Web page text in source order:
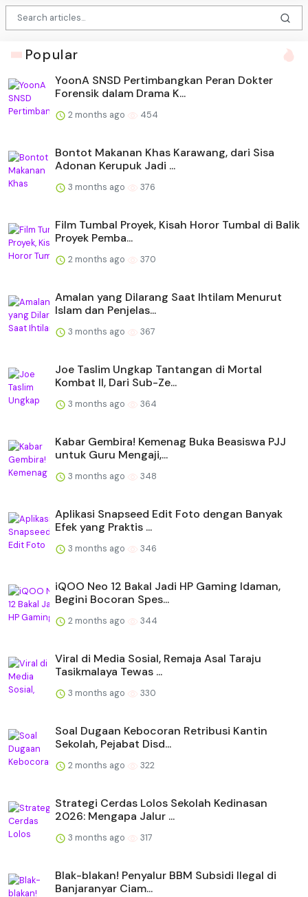
Popular
YoonA SNSD Pertimbangkan Peran Dokter
Forensik dalam Drama K...
2 months ago 454
Bontot Makanan Khas Karawang, dari Sisa
Adonan Kerupuk Jadi ...
3 months ago 376
Film Tumbal Proyek, Kisah Horor Tumbal di Balik
Proyek Pemba...
2 months ago 370
Amalan yang Dilarang Saat Ihtilam Menurut
Islam dan Penjelas...
3 months ago 367
Joe Taslim Ungkap Tantangan di Mortal
Kombat II, Dari Sub-Ze...
3 months ago 364
Kabar Gembira! Kemenag Buka Beasiswa PJJ
untuk Guru Mengaji,...
3 months ago 348
Aplikasi Snapseed Edit Foto dengan Banyak
Efek yang Praktis ...
3 months ago 346
iQOO Neo 12 Bakal Jadi HP Gaming Idaman,
Begini Bocoran Spes...
2 months ago 344
Viral di Media Sosial, Remaja Asal Taraju
Tasikmalaya Tewas ...
3 months ago 330
Soal Dugaan Kebocoran Retribusi Kantin
Sekolah, Pejabat Disd...
2 months ago 322
Strategi Cerdas Lolos Sekolah Kedinasan
2026: Mengapa Jalur ...
3 months ago 317
Blak-blakan! Penyalur BBM Subsidi Ilegal di
Banjaranyar Ciam...